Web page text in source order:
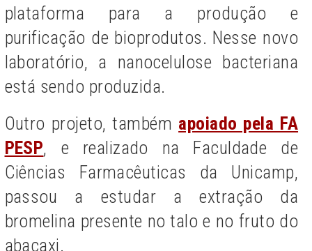
plataforma para a produção e
purificação de bioprodutos. Nesse novo
laboratório, a nanocelulose bacteriana
está sendo produzida.
Outro projeto, também apoiado pela FA
PESP, e realizado na Faculdade de
Ciências Farmacêuticas da Unicamp,
passou a estudar a extração da
bromelina presente no talo e no fruto do
abacaxi.